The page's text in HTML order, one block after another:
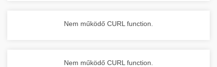
Nem működő CURL function.
Nem működő CURL function.